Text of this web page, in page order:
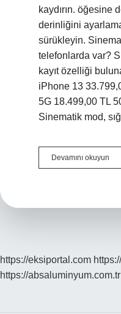
kaydırın. öğesine
derinliğini
sürükleyin.
telefonlarda var?
kayıt özelliği
iPhone 13
5G 18.499,00 TL
Sinematik mod,
Devamını okuyun
https://eksiportal.com
https://absaluminyum.com.tr